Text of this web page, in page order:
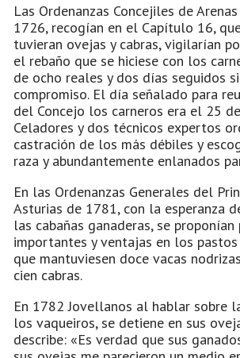
Las Ordenanzas Concejiles de
1726, recogían en el Capítulo 16,
tuvieran ovejas y cabras, vigilarían
el rebaño que se hiciese con los
de ocho reales y dos días seguidos
compromiso. El día señalado para
del Concejo los carneros era el 25
Celadores y dos técnicos expertos
castración de los más débiles y
raza y abundantemente enlanados
En las Ordenanzas Generales del
Asturias de 1781, con la esperanza
las cabañas ganaderas, se proponían
importantes y ventajas en los
que mantuviesen doce vacas
cien cabras.
En 1782 Jovellanos al hablar sobre
los vaqueiros, se detiene en sus
describe: «Es verdad que sus